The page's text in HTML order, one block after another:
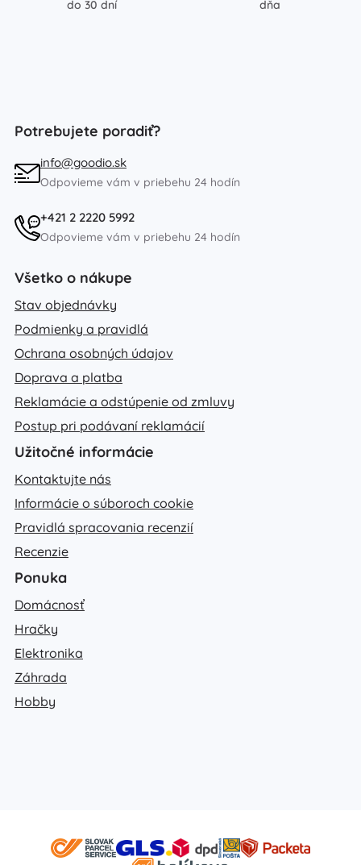
do 30 dní
dňa
Potrebujete poradiť?
info@goodio.sk
Odpovieme vám v priebehu 24 hodín
+421 2 2220 5992
Odpovieme vám v priebehu 24 hodín
Všetko o nákupe
Stav objednávky
Podmienky a pravidlá
Ochrana osobných údajov
Doprava a platba
Reklamácie a odstúpenie od zmluvy
Postup pri podávaní reklamácií
Užitočné informácie
Kontaktujte nás
Informácie o súboroch cookie
Pravidlá spracovania recenzií
Recenzie
Ponuka
Domácnosť
Hračky
Elektronika
Záhrada
Hobby